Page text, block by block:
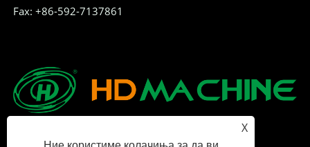
Fax: +86-592-7137861
X